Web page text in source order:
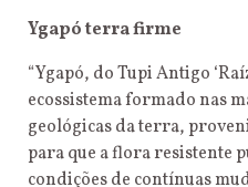
Ygapó terra firme
“Ygapó, do Tupi Antigo
ecossistema formado nas
geológicas da terra,
para que a flora resistente
condições de contínuas